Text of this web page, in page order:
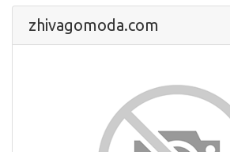
zhivagomoda.com